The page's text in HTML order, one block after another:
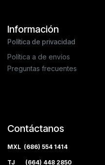
Información
Política de privacidad
Política a de envíos
Preguntas frecuentes
Contáctanos
MXL (686) 554 1414
TJ (664) 448 2850